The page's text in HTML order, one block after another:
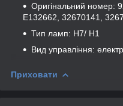
Оригінальний номер:
E132662, 32670141,
Тип ламп: H7/ H1
Вид управління:
Приховати